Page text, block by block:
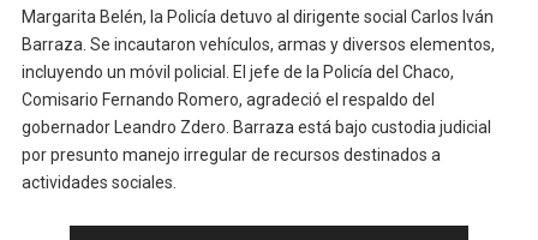
Margarita Belén, la Policía detuvo al dirigente social Carlos Iván
Barraza. Se incautaron vehículos, armas y diversos elementos,
incluyendo un móvil policial. El jefe de la Policía del Chaco,
Comisario Fernando Romero, agradeció el respaldo del
gobernador Leandro Zdero. Barraza está bajo custodia judicial
por presunto manejo irregular de recursos destinados a
actividades sociales.